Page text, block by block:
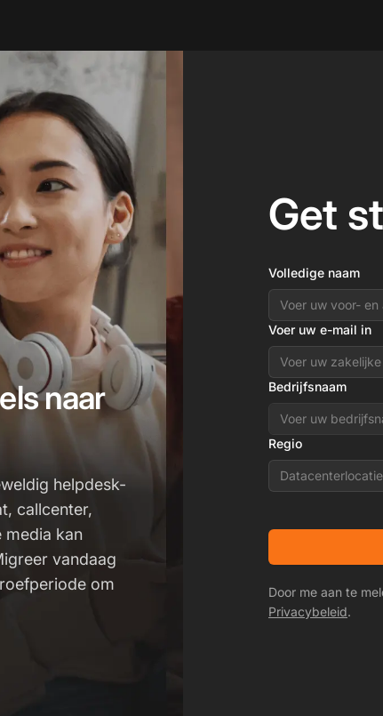
naar
helpdesk-
callcenter,
media kan
vandaag
om
Get
Volledige naam
Voer uw e-mail in
Bedrijfsnaam
Regio
Datacenterlocatie
Door me aan te
Privacybeleid.